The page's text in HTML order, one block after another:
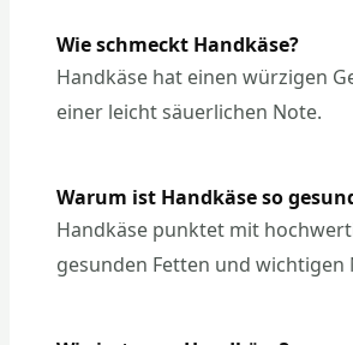
Wie schmeckt Handkäse?
Handkäse hat einen würzigen
einer leicht säuerlichen Note.
Warum ist Handkäse so
Handkäse punktet mit
gesunden Fetten und wichtigen